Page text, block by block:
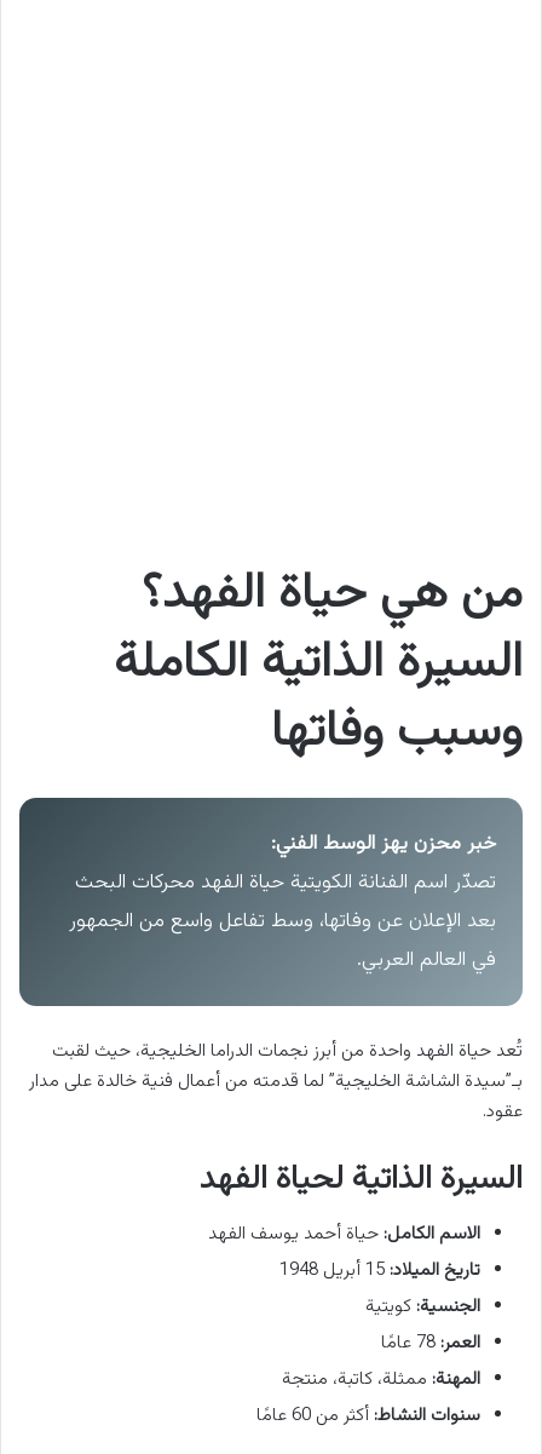
من هي حياة الفهد؟
السيرة الذاتية الكاملة
وسبب وفاتها
خبر محزن يهز الوسط الفني:
تصدّر اسم الفنانة الكويتية حياة الفهد محركات البحث
بعد الإعلان عن وفاتها، وسط تفاعل واسع من الجمهور
في العالم العربي.
تُعد حياة الفهد واحدة من أبرز نجمات الدراما الخليجية، حيث لقبت
بـ”سيدة الشاشة الخليجية” لما قدمته من أعمال فنية خالدة على مدار
عقود.
السيرة الذاتية لحياة الفهد
الاسم الكامل: حياة أحمد يوسف الفهد
تاريخ الميلاد:
الجنسية: كويتية
العمر:
المهنة: ممثلة، كاتبة، منتجة
سنوات النشاط: أكثر من 60 عامًا